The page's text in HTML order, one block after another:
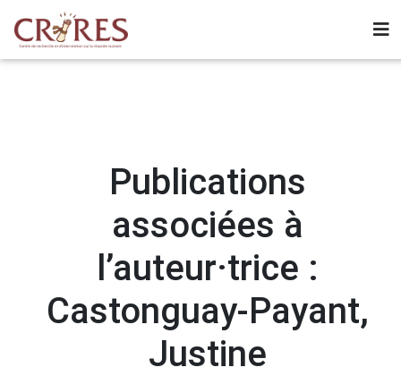
Publications
associées à
l’auteur·trice :
Castonguay-Payant,
Justine